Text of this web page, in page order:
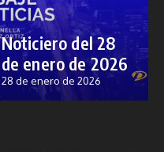
Noticiero del 28
de enero de 2026
28 de enero de 2026